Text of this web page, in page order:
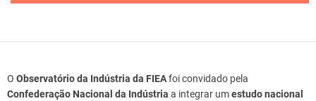
O Observatório da Indústria da FIEAfoi convidado pela
Confederação Nacional da Indústria a integrar umestudo nacional